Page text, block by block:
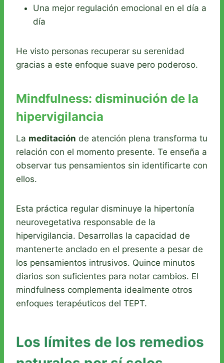
Una mejor regulación emocional en el día a
día
He visto personas recuperar su serenidad
gracias a este enfoque suave pero poderoso.
Mindfulness: disminución de la
hipervigilancia
La meditación de atención plena transforma tu
relación con el momento presente. Te enseña a
observar tus pensamientos sin identificarte con
ellos.
Esta práctica regular disminuye la hipertonía
neurovegetativa responsable de la
hipervigilancia. Desarrollas la capacidad de
mantenerte anclado en el presente a pesar de
los pensamientos intrusivos. Quince minutos
diarios son suficientes para notar cambios. El
mindfulness complementa idealmente otros
enfoques terapéuticos del TEPT.
Los límites de los remedios